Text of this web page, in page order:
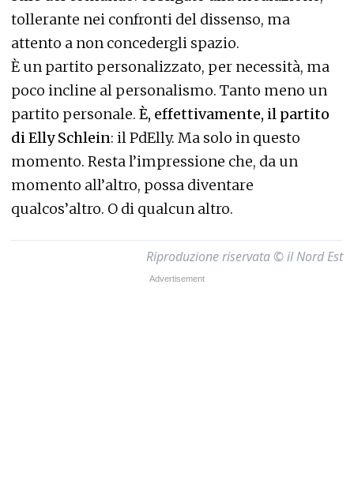
tollerante nei confronti del dissenso, ma
attento a non concedergli spazio.
È un partito personalizzato, per necessità, ma
poco incline al personalismo. Tanto meno un
partito personale. È, effettivamente, il partito
di Elly Schlein: il PdElly. Ma solo in questo
momento. Resta l’impressione che, da un
momento all’altro, possa diventare
qualcos’altro. O di qualcun altro.
Riproduzione riservata © il Nord Est